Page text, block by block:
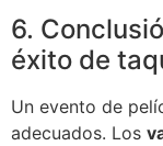
6.
éxito de
Un evento de
adecuados. Los